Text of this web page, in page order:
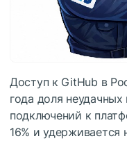
Доступ к GitHub в
года доля
подключений к
16% и удерживается